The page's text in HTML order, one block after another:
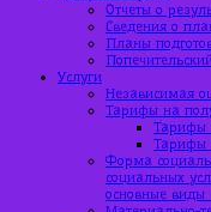
Отчеты о
Сведения о
Планы
Услуги
Независимая
Тарифы на
Тарифы
Тарифы
Форма
социальных
основные виды